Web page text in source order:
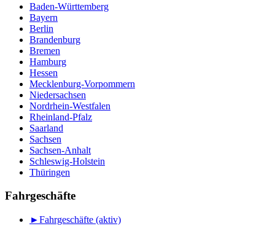
Baden-Württemberg
Bayern
Berlin
Brandenburg
Bremen
Hamburg
Hessen
Mecklenburg-Vorpommern
Niedersachsen
Nordrhein-Westfalen
Rheinland-Pfalz
Saarland
Sachsen
Sachsen-Anhalt
Schleswig-Holstein
Thüringen
Fahrgeschäfte
►Fahrgeschäfte (aktiv)